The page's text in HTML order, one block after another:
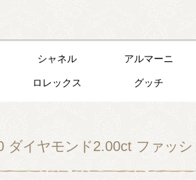
シャネル アルマーニ
ロレックス グッチ
ダイヤモンド2.00ct ファッ